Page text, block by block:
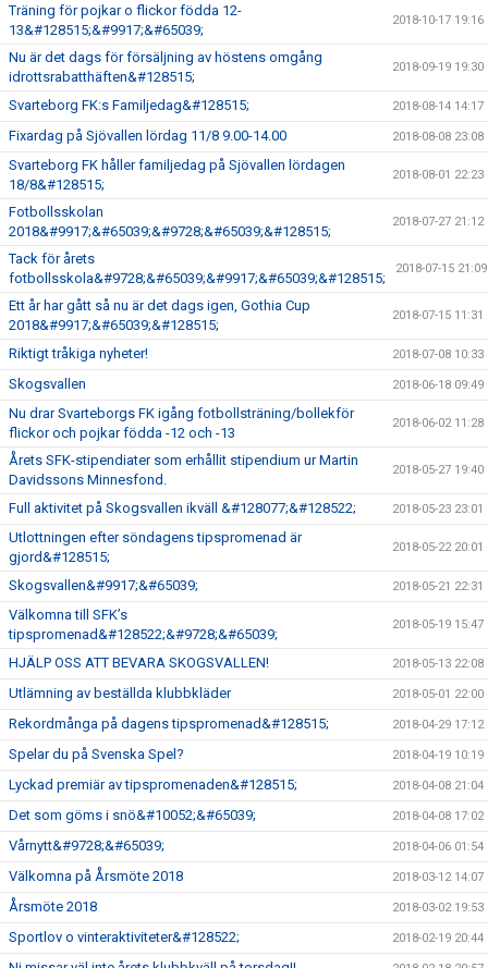
Träning för pojkar o flickor födda 12-
13&#128515;&#9917;&#65039;
2018-10-17 19:16
Nu är det dags för försäljning av höstens omgång
idrottsrabatthäften&#128515;
2018-09-19 19:30
Svarteborg FK:s Familjedag&#128515; 2018-08-14 14:17
Fixardag på Sjövallen lördag 11/8 9.00-14.00 2018-08-08 23:08
Svarteborg FK håller familjedag på Sjövallen lördagen
18/8&#128515;
2018-08-01 22:23
Fotbollsskolan
2018&#9917;&#65039;&#9728;&#65039;&#128515;
2018-07-27 21:12
Tack för årets
fotbollsskola&#9728;&#65039;&#9917;&#65039;&#128515;
2018-07-15 21:09
Ett år har gått så nu är det dags igen, Gothia Cup
2018&#9917;&#65039;&#128515;
2018-07-15 11:31
Riktigt tråkiga nyheter! 2018-07-08 10:33
Skogsvallen 2018-06-18 09:49
Nu drar Svarteborgs FK igång fotbollsträning/bollekför
flickor och pojkar födda -12 och -13
2018-06-02 11:28
Årets SFK-stipendiater som erhållit stipendium ur Martin
Davidssons Minnesfond.
2018-05-27 19:40
Full aktivitet på Skogsvallen ikväll &#128077;&#128522; 2018-05-23 23:01
Utlottningen efter söndagens tipspromenad är
gjord&#128515;
2018-05-22 20:01
Skogsvallen&#9917;&#65039; 2018-05-21 22:31
Välkomna till SFK’s
tipspromenad&#128522;&#9728;&#65039;
2018-05-19 15:47
HJÄLP OSS ATT BEVARA SKOGSVALLEN! 2018-05-13 22:08
Utlämning av beställda klubbkläder 2018-05-01 22:00
Rekordmånga på dagens tipspromenad&#128515; 2018-04-29 17:12
Spelar du på Svenska Spel? 2018-04-19 10:19
Lyckad premiär av tipspromenaden&#128515; 2018-04-08 21:04
Det som göms i snö&#10052;&#65039; 2018-04-08 17:02
Vårnytt&#9728;&#65039; 2018-04-06 01:54
Välkomna på Årsmöte 2018 2018-03-12 14:07
Årsmöte 2018 2018-03-02 19:53
Sportlov o vinteraktiviteter&#128522; 2018-02-19 20:44